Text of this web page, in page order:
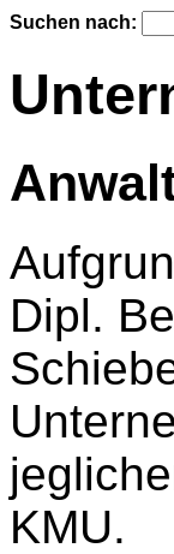
Suchen nach:
Dipl.
KMU.